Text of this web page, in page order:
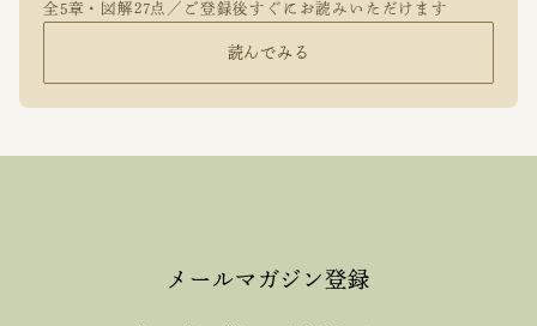
全5章・図解27点／ご登録後すぐにお読みいただけます
読んでみる
メールマガジン登録